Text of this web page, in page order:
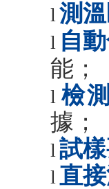
l 測
l 自
能 ；
l 檢
據 ；
l 試
l 直